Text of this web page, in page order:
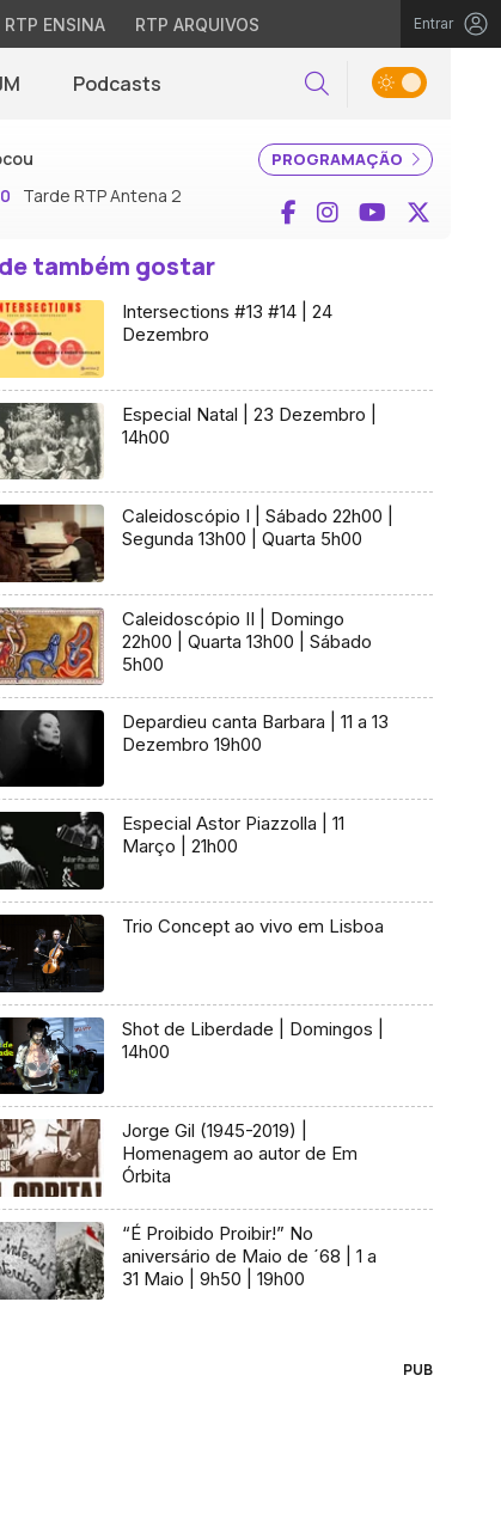
RTP ENSINA RTP ARQUIVOS Entrar
Podcasts Pesquisar
PROGRAMAÇÃO
Tarde RTP Antena 2 Facebook
InstagramYouTube
também gostar
Intersections #13 #14 | 24
Dezembro
Especial Natal | 23 Dezembro |
14h00
Caleidoscópio I | Sábado 22h00 |
Segunda 13h00 | Quarta 5h00
Caleidoscópio II | Domingo
22h00 | Quarta 13h00 | Sábado
5h00
Depardieu canta Barbara | 11 a 13
Dezembro 19h00
Especial Astor Piazzolla | 11
Março | 21h00
Trio Concept ao vivo em Lisboa
Shot de Liberdade | Domingos |
14h00
Jorge Gil (1945-2019) |
Homenagem ao autor de Em
Órbita
“É Proibido Proibir!” No
aniversário de Maio de ´68 | 1 a
31 Maio | 9h50 | 19h00
PUB